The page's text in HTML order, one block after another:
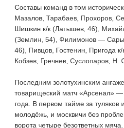
Составы команд в том
Мазалов, Тарабаев, Прохоров,
Шишкин к/к (Латышев, 46),
(Землин, 54), Филимонов —
46), Пивцов, Гостенин, Пригода к/
Кобзев, Гречнев, Суслопаров, Н.
Последним золотухинским
товарищеский матч «Арсенал»
года. В первом тайме за туляков
молодёжь, и москвичи без
ворота четыре безответных